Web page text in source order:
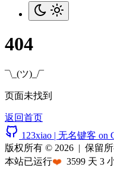
404
¯\_(ツ)_/¯
页面未找到
返回首页
123xiao | 无名键客 on
版权所有 © 2026 | 保留
本站已运行❤️ 3599 天 3